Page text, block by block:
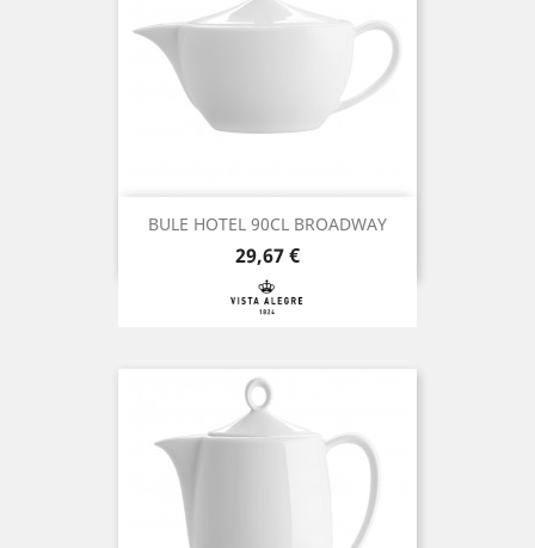
BULE HOTEL 90CL BROADWAY
Preço
29,67 €